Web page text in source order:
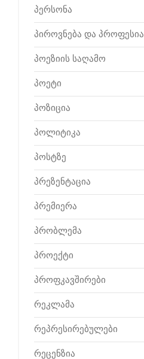
პერსონა
პიროვნება და პროფესია
პოეზიის საღამო
პოეტი
პოზიცია
პოლიტიკა
პოსტზე
პრეზენტაცია
პრემიერა
პრობლემა
პროექტი
პროფკავშირები
რეკლამა
რეპრესირებულები
რეცენზია